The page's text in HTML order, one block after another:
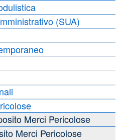
(SUA)
Merci Pericolose
Merci Pericolose